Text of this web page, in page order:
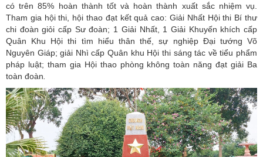
có trên 85% hoàn thành tốt và hoàn thành xuất sắc nhiệm vụ.
Tham gia hội thi, hội thao đạt kết quả cao: Giải NhấtHội thi Bí thư
chi đoàn giỏi cấp Sư đoàn; 1 Giải Nhất, 1 Giải Khuyến khích cấp
Quân Khu Hội thi tìm hiểu thân thế, sự nghiệp Đại tướng Võ
Nguyên Giáp; giải Nhì cấp Quân khu Hội thi sáng tác về tiểu phẩm
pháp luật; tham gia Hội thao phòng không toàn năng đạt giải Ba
toàn đoàn